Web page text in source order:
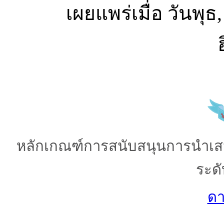
เผยแพร่เมื่อ วันพุธ
หลักเกณฑ์การสนับสนุนการนำเ
ระ
ด